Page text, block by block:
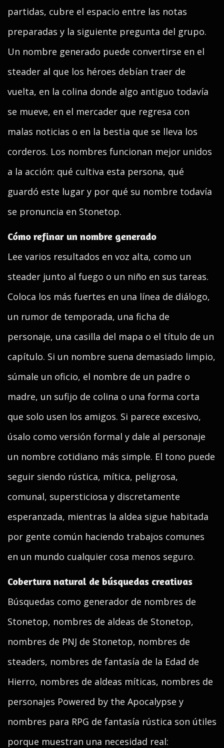
partidas, cubre el espacio entre las notas
preparadas y la siguiente pregunta del grupo.
Un nombre generado puede convertirse en el
steader al que los héroes debían traer de
vuelta, en la colina donde algo antiguo todavía
se mueve, en el mercader que regresa con
malas noticias o en la bestia que se lleva los
corderos. Los nombres funcionan mejor unidos
a la acción: qué cultiva esta persona, qué
guardó este lugar y por qué su nombre todavía
se pronuncia en Stonetop.
Cómo refinar un nombre generado
Lee varios resultados en voz alta, como un
steader junto al fuego o un niño en sus tareas.
Coloca los más fuertes en una línea de diálogo,
un rumor de temporada, una ficha de
personaje, una casilla del mapa o el título de un
capítulo. Si un nombre suena demasiado limpio,
súmale un oficio, el nombre de un padre o
madre, un sufijo de colina o una forma corta
que solo usen los amigos. Si parece excesivo,
úsalo como versión formal y dale al personaje
un nombre cotidiano más simple. El tono puede
seguir siendo rústica, mítica, peligrosa,
comunal, supersticiosa y discretamente
esperanzada, mientras la aldea sigue habitada
por gente común haciendo trabajos comunes
en un mundo cualquier cosa menos seguro.
Cobertura natural de búsquedas creativas
Búsquedas como generador de nombres de
Stonetop, nombres de aldeas de Stonetop,
nombres de PNJ de Stonetop, nombres de
steaders, nombres de fantasía de la Edad de
Hierro, nombres de aldeas míticas, nombres de
personajes Powered by the Apocalypse y
nombres para RPG de fantasía rústica son útiles
porque muestran una necesidad real: